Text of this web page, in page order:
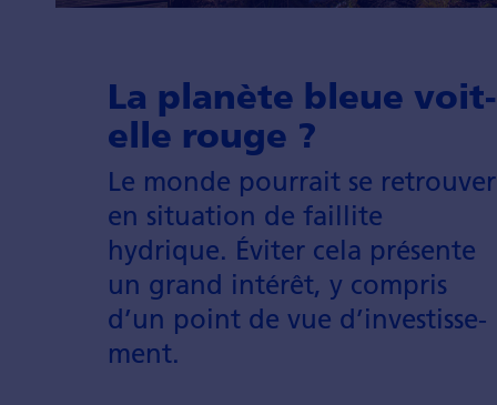
La planète bleue voit-
elle rouge ?
Le monde pourrait se retrou­ver
en situation de faillite
hydrique. Éviter cela pré­sente
un grand intérêt, y compris
d’un point de vue d’in­vestisse­
ment.